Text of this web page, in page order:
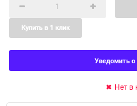
Купить в 1 клик
Уведомить о
Нет в